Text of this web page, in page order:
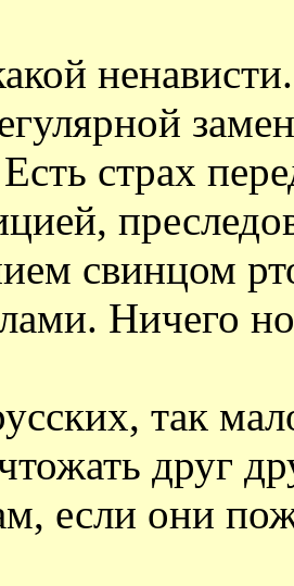
страх
свинцом
Ничего
так
друг
если они